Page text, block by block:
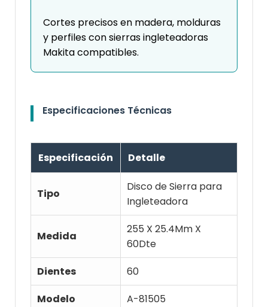
Cortes precisos en madera, molduras
y perfiles con sierras ingleteadoras
Makita compatibles.
Especificaciones Técnicas
Especificación Detalle
Tipo
Disco de Sierra para
Ingleteadora
Medida
255 X 25.4Mm X
60Dte
Dientes
60
Modelo
A-81505